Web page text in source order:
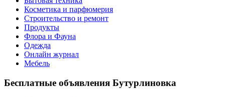
Косметика и парфюмерия
Строительство и ремонт
Продукты
Флора и Фауна
Одежда
Онлайн журнал
Мебель
Бесплатные объявления Бутурлиновка